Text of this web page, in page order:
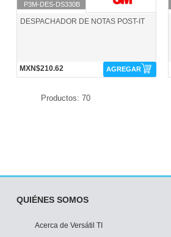
P3M-DES-DS330B
DESPACHADOR DE NOTAS POST-IT
MXN$210.62 AGREGAR
Productos: 70
QUIÉNES SOMOS
Acerca de Versátil TI